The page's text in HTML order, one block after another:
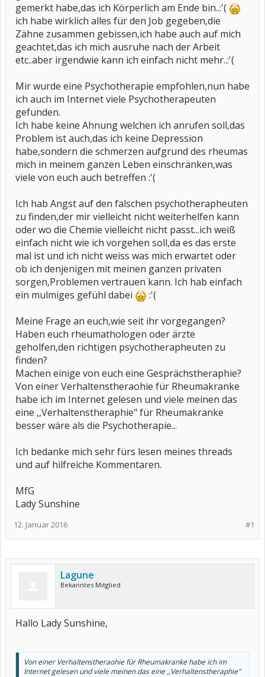
gemerkt habe,das ich Körperlich am Ende bin..:'(
ich habe wirklich alles für den Job gegeben,die
Zähne zusammen gebissen,ich habe auch auf mich
geachtet,das ich mich ausruhe nach der Arbeit
etc..aber irgendwie kann ich einfach nicht mehr..:'(
Mir wurde eine Psychotherapie empfohlen,nun habe
ich auch im Internet viele Psychotherapeuten
gefunden.
Ich habe keine Ahnung welchen ich anrufen soll,das
Problem ist auch,das ich keine Depression
habe,sondern die schmerzen aufgrund des rheumas
mich in meinem ganzen Leben einschränken,was
viele von euch auch betreffen :'(
Ich hab Angst auf den falschen psychotherapheuten
zu finden,der mir vielleicht nicht weiterhelfen kann
oder wo die Chemie vielleicht nicht passt...ich weiß
einfach nicht wie ich vorgehen soll,da es das erste
mal ist und ich nicht weiss was mich erwartet oder
ob ich denjenigen mit meinen ganzen privaten
sorgen,Problemen vertrauen kann. Ich hab einfach
ein mulmiges gefühl dabei
:'(
Meine Frage an euch,wie seit ihr vorgegangen?
Haben euch rheumathologen oder ärzte
geholfen,den richtigen psychotherapheuten zu
finden?
Machen einige von euch eine Gesprächstheraphie?
Von einer Verhaltenstheraohie für Rheumakranke
habe ich im Internet gelesen und viele meinen das
eine ,,Verhaltenstheraphie" für Rheumakranke
besser wäre als die Psychotherapie...
Ich bedanke mich sehr fürs lesen meines threads
und auf hilfreiche Kommentaren.
MfG
Lady Sunshine
#1
12. Januar 2016
Lagune
Bekanntes Mitglied
Hallo Lady Sunshine,
Von einer Verhaltenstheraohie für Rheumakranke habe ich im
Internet gelesen und viele meinen das eine ,,Verhaltenstheraphie"